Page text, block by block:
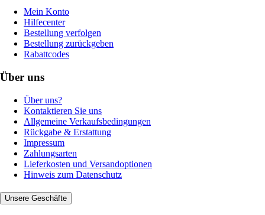
Mein Konto
Hilfecenter
Bestellung verfolgen
Bestellung zurückgeben
Rabattcodes
Über uns
Über uns?
Kontaktieren Sie uns
Allgemeine Verkaufsbedingungen
Rückgabe & Erstattung
Impressum
Zahlungsarten
Lieferkosten und Versandoptionen
Hinweis zum Datenschutz
Unsere Geschäfte